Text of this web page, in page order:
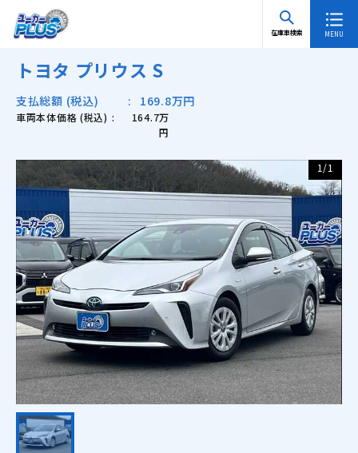
在庫車検索
TOP 在庫車検索 一覧
トヨタ プリウス S
支払総額 (税込) 169.8万円
車両本体価格 (税込)
164.7万
円
1 /1